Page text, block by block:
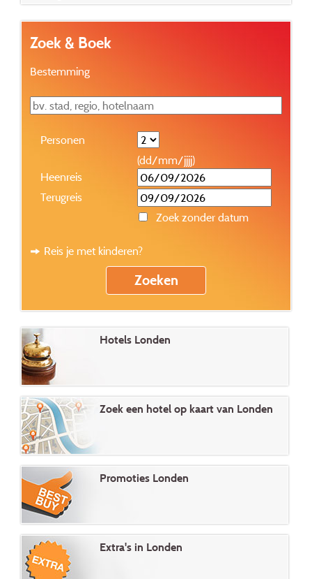
Zoek & Boek
Bestemming
Personen
(dd/mm/jjjj)
Heenreis
Terugreis
Zoek zonder datum
Reis je met kinderen?
Hotels Londen
Zoek een hotel op kaart van Londen
Promoties Londen
Extra's in Londen